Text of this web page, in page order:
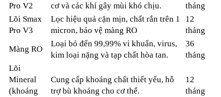
Pro V2
cơ và các khí gây mùi khó chịu.
tháng
Lõi Smax
Pro V3
Lọc hiệu quả cặn mịn, chất rắn trên 1
micron, bảo vệ màng RO
12
tháng
Màng RO
Loại bỏ đến 99,99% vi khuẩn, virus,
kim loại nặng và tạp chất hòa tan.
36
tháng
Lõi
Mineral
(khoáng
Cung cấp khoáng chất thiết yếu, hỗ
trợ bù khoáng cho cơ thể.
12
tháng